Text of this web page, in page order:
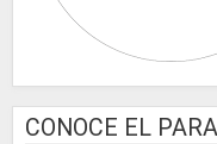
CONOCE EL